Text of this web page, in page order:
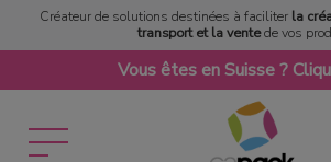
Créateur de solutions destinées à faciliter la
transport et la ventede vos
Vous êtes en Suisse ?